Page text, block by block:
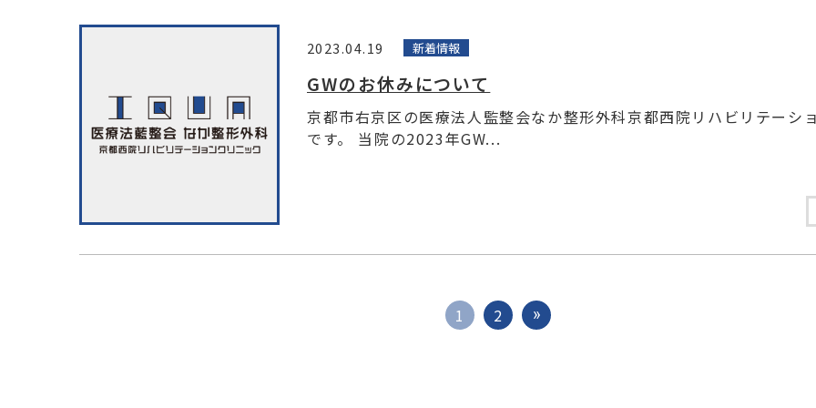
2023.04.19 新着情報
GWのお休みについて
京都市右京区の医療法人監整会なか整形外科京都西院リハビリテーシ
です。 当院の2023年GW...
1 2